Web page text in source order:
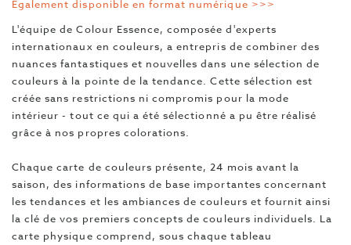
Également disponible en format numérique >>>
L'équipe de Colour Essence, composée d'experts
internationaux en couleurs, a entrepris de combiner des
nuances fantastiques et nouvelles dans une sélection de
couleurs à la pointe de la tendance. Cette sélection est
créée sans restrictions ni compromis pour la mode
intérieur - tout ce qui a été sélectionné a pu être réalisé
grâce à nos propres colorations.
Chaque carte de couleurs présente, 24 mois avant la
saison, des informations de base importantes concernant
les tendances et les ambiances de couleurs et fournit ainsi
la clé de vos premiers concepts de couleurs individuels. La
carte physique comprend, sous chaque tableau